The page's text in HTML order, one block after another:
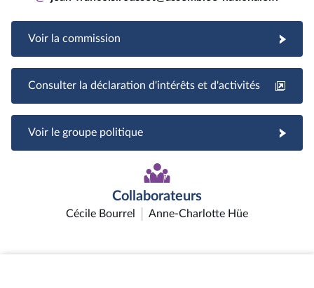
Voir la commission
Consulter la déclaration d'intérêts et d'activités
Voir le groupe politique
Collaborateurs
Cécile Bourrel Anne-Charlotte Hüe